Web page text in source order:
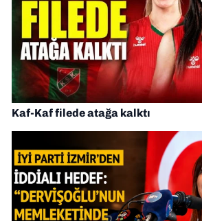
Kaf-Kaf filede atağa kalktı